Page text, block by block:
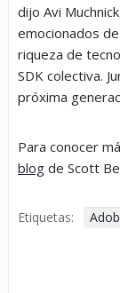
dijo Avi
emocionados
riqueza de
SDK colectiva.
próxima
Para conocer
blog de Scott
Etiquetas: